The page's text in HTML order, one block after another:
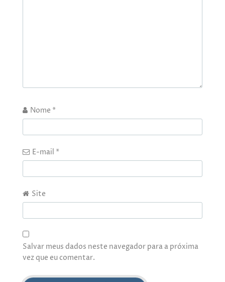
Nome *
E-mail *
Site
Salvar meus dados neste navegador para a próxima
vez que eu comentar.